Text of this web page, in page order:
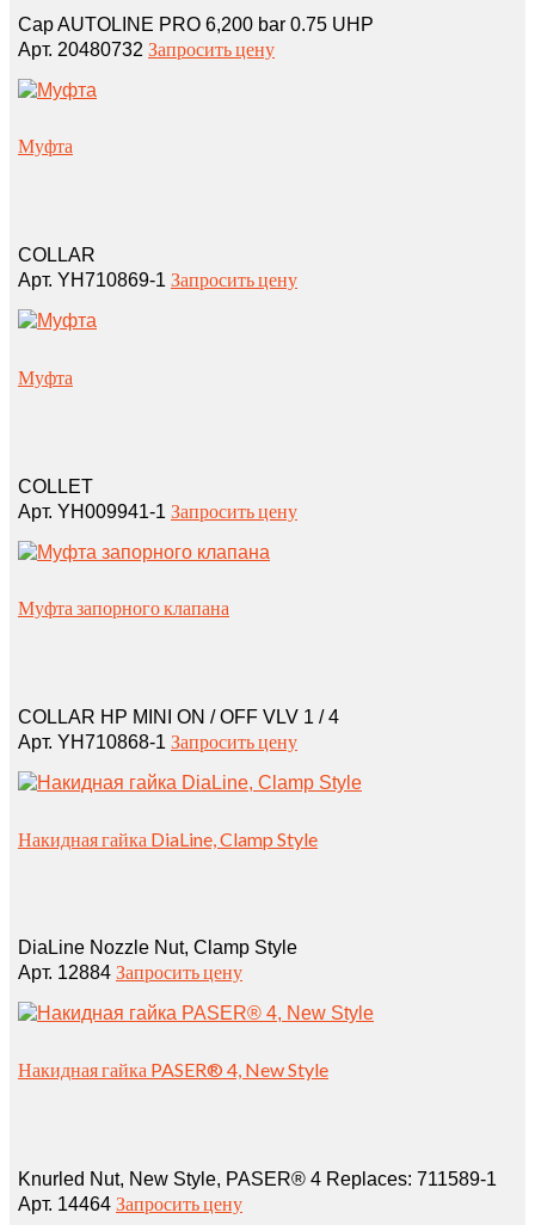
Cap AUTOLINE PRO 6,200 bar 0.75 UHP
Арт. 20480732 Запросить цену
Муфта
COLLAR
Арт. YH710869-1 Запросить цену
Муфта
COLLET
Арт. YH009941-1 Запросить цену
Муфта запорного клапана
COLLAR HP MINI ON / OFF VLV 1 / 4
Арт. YH710868-1 Запросить цену
Накидная гайка DiaLine, Clamp Style
DiaLine Nozzle Nut, Clamp Style
Арт. 12884 Запросить цену
Накидная гайка PASER® 4, New Style
Knurled Nut, New Style, PASER® 4 Replaces: 711589‑1
Арт. 14464 Запросить цену